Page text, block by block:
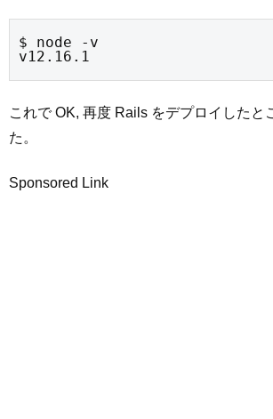
$ node -v
v12.16.1
これで OK, 再度 Rails をデプロイしたと
た。
Sponsored Link